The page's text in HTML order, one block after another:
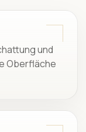
und
Oberfläche